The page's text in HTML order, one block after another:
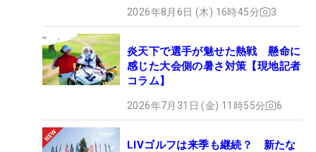
2026年8月6日 (木) 16時45分 3
炎天下で選手が魅せた熱戦 懸命に
感じた大会側の暑さ対策【現地記者
コラム】
2026年7月31日 (金) 11時55分 6
LIVゴルフは来季も継続？ 新たな